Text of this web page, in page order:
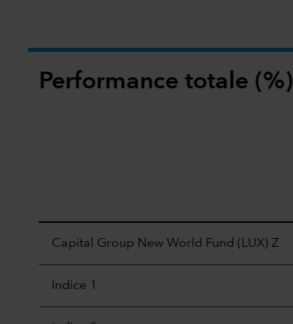
Performance totale (%)
Capital Group New World Fund (LUX) Z
Indice 1